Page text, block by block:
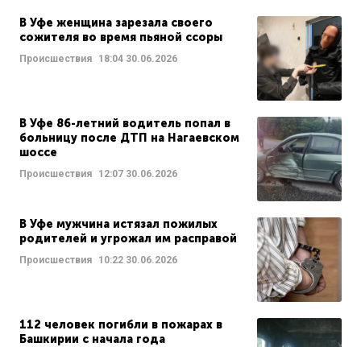
В Уфе женщина зарезала своего
сожителя во время пьяной ссоры
Происшествия 18:04 30.06.2026
В Уфе 86-летний водитель попал в
больницу после ДТП на Нагаевском
шоссе
Происшествия 12:07 30.06.2026
В Уфе мужчина истязал пожилых
родителей и угрожал им расправой
Происшествия 10:22 30.06.2026
112 человек погибли в пожарах в
Башкирии с начала года